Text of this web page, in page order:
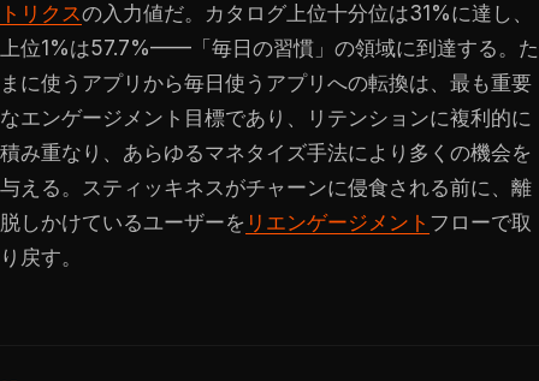
トリクスの入力値だ。カタログ上位十分位は31%に達し、
上位1%は57.7%——「毎日の習慣」の領域に到達する。た
まに使うアプリから毎日使うアプリへの転換は、最も重要
なエンゲージメント目標であり、リテンションに複利的に
積み重なり、あらゆるマネタイズ手法により多くの機会を
与える。スティッキネスがチャーンに侵食される前に、離
脱しかけているユーザーを リエンゲージメント フローで取
り戻す。